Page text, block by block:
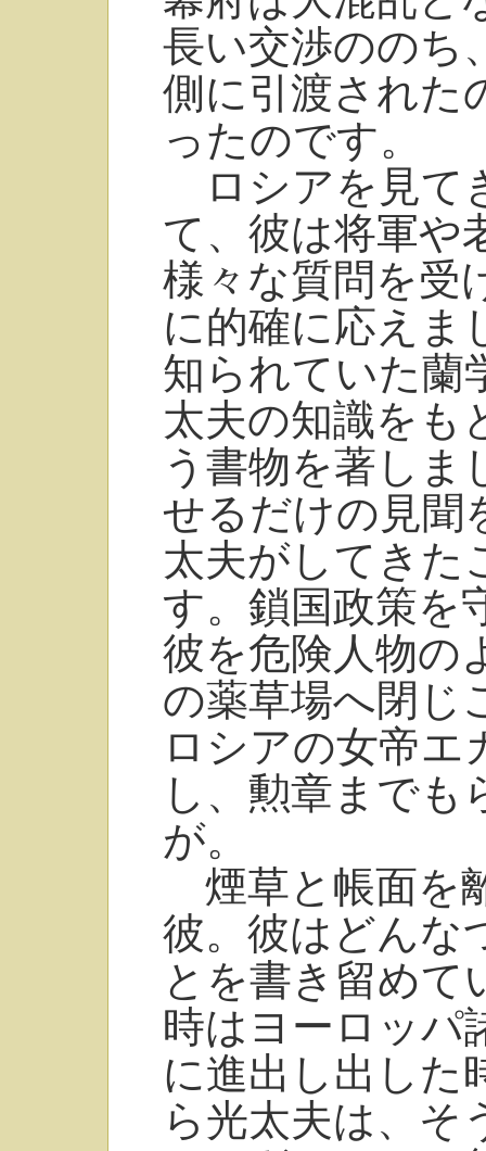
長い交渉ののち
側に引渡された
ったのです。
ロシアを見て
て、彼は将軍や
様々な質問を受
に的確に応えま
知られていた蘭
太夫の知識をも
う書物を著しま
せるだけの見聞
太夫がしてきた
す。鎖国政策を
彼を危険人物の
の薬草場へ閉じ
ロシアの女帝エ
し、勲章までも
が。
煙草と帳面を
彼。彼はどんな
とを書き留めて
時はヨーロッパ
に進出し出した
ら光太夫は、そ